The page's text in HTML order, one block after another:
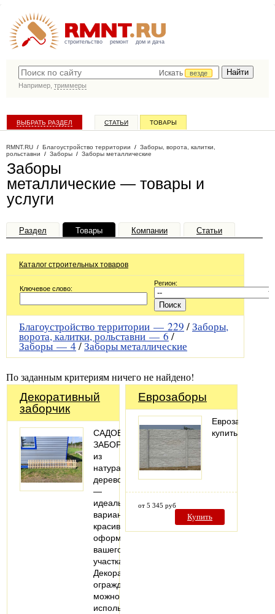
строительство ремонт дом и дача
Искать
везде
Например, триммеры
ВЫБРАТЬ РАЗДЕЛ СТАТЬИ ТОВАРЫ
RMNT.RU / Благоустройство территории / Заборы, ворота, калитки,
рольставни / Заборы / Заборы металлические
Заборы
металлические — товары и
услуги
Раздел Товары Компании Статьи
Каталог строительных товаров
Ключевое слово:
Регион:
Благоустройство территории — 229 /Заборы,
ворота, калитки, рольставни —6/
Заборы —4/Заборы металлические
По заданным критериям ничего не найдено!
Декоративный
заборчик
САДОВЫЙ
ЗАБОРЧИК
из
натурального
дерево
—
идеальный
вариант
красивого
оформления
вашего
участка!
Декоративное
ограждение
можно
использовать
Еврозаборы
Еврозабор
купить
от 5 345 руб
Купить